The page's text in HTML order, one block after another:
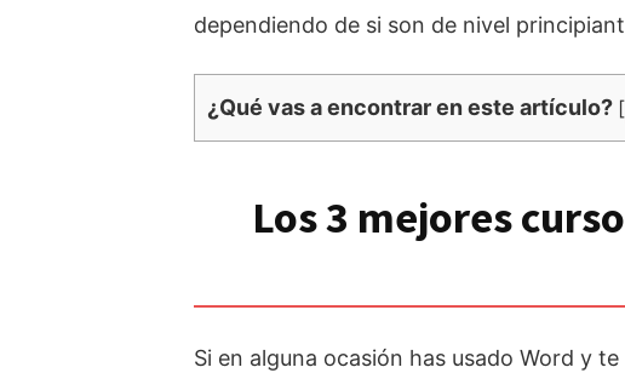
dependiendo de si son de nivel
¿Qué vas a encontrar en este artículo? [
Los 3 mejores
Si en alguna ocasión has usado Word y